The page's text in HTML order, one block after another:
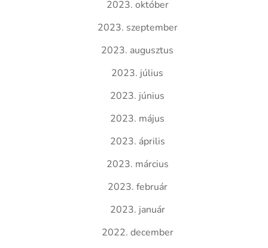
2023. október
2023. szeptember
2023. augusztus
2023. július
2023. június
2023. május
2023. április
2023. március
2023. február
2023. január
2022. december